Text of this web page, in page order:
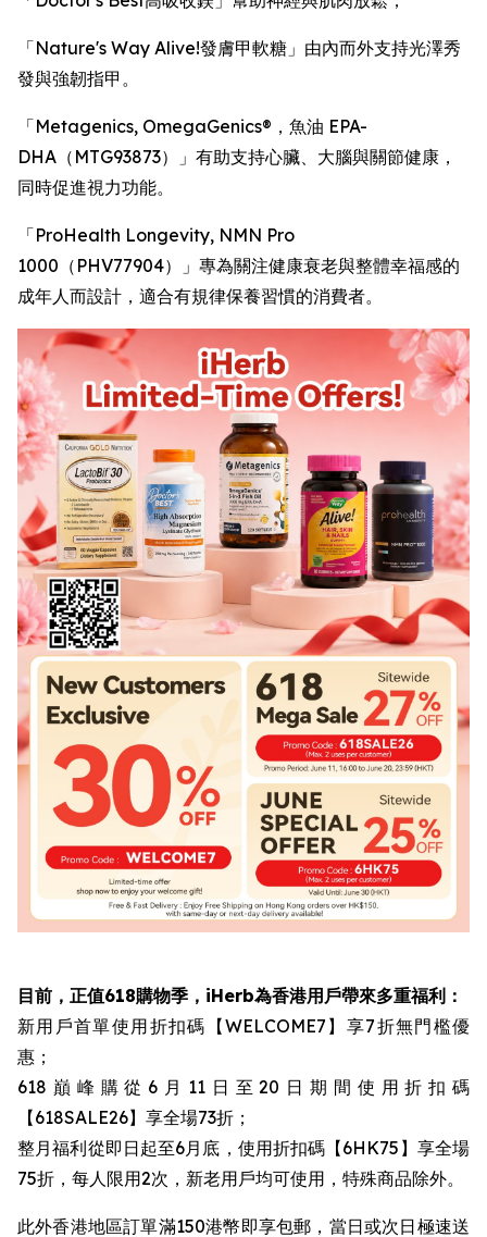
「Nature's Way Alive!發膚甲軟糖」由內而外支持光澤秀
發與強韌指甲。
「Metagenics, OmegaGenics®，魚油 EPA-
DHA（MTG93873）」有助支持心臟、大腦與關節健康，
同時促進視力功能。
「ProHealth Longevity, NMN Pro
1000（PHV77904）」專為關注健康衰老與整體幸福感的
成年人而設計，適合有規律保養習慣的消費者。
目前，正值618購物季，iHerb為香港用戶帶來多重福利：
新用戶首單使用折扣碼【WELCOME7】享7折無門檻優
惠；
618巔峰購從6月11日至20日期間使用折扣碼
【618SALE26】享全場73折；
整月福利從即日起至6月底，使用折扣碼【6HK75】享全場
75折，每人限用2次，新老用戶均可使用，特殊商品除外。
此外香港地區訂單滿150港幣即享包郵，當日或次日極速送